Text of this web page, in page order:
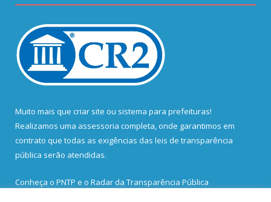
Muito mais que criar site ou sistema para prefeituras!
Realizamos uma assessoria completa, onde garantimos em
contrato que todas as exigências das leis de transparência
pública serão atendidas.
Conheça o PNTP e o Radar da Transparência Pública